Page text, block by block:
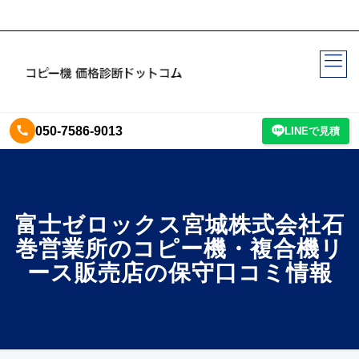
050-7586-9013 LINEで見積
富士ゼロックス宮城株式会社石
巻営業所のコピー機・複合機リ
ース販売店の保守口コミ情報